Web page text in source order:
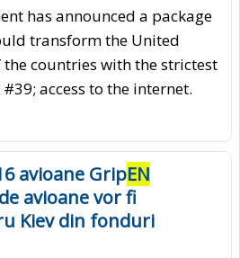
has announced a package
transform the United
countries with the strictest
access to the internet.
avioane GripEN
avioane vor fi
Kiev din fonduri